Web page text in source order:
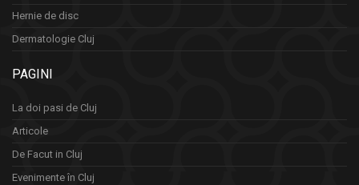
Hernie de disc
Dermatologie Cluj
PAGINI
La doi pasi de Cluj
Articole
De Facut in Cluj
Evenimente în Cluj